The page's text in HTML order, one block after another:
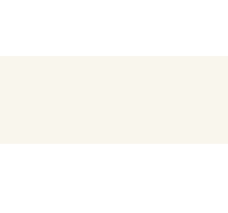
れている和三盆糖など、